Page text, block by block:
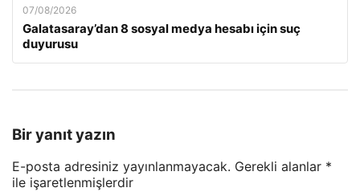
07/08/2026
Galatasaray’dan 8 sosyal medya hesabı için suç
duyurusu
Bir yanıt yazın
E-posta adresiniz yayınlanmayacak. Gerekli alanlar *
ile işaretlenmişlerdir